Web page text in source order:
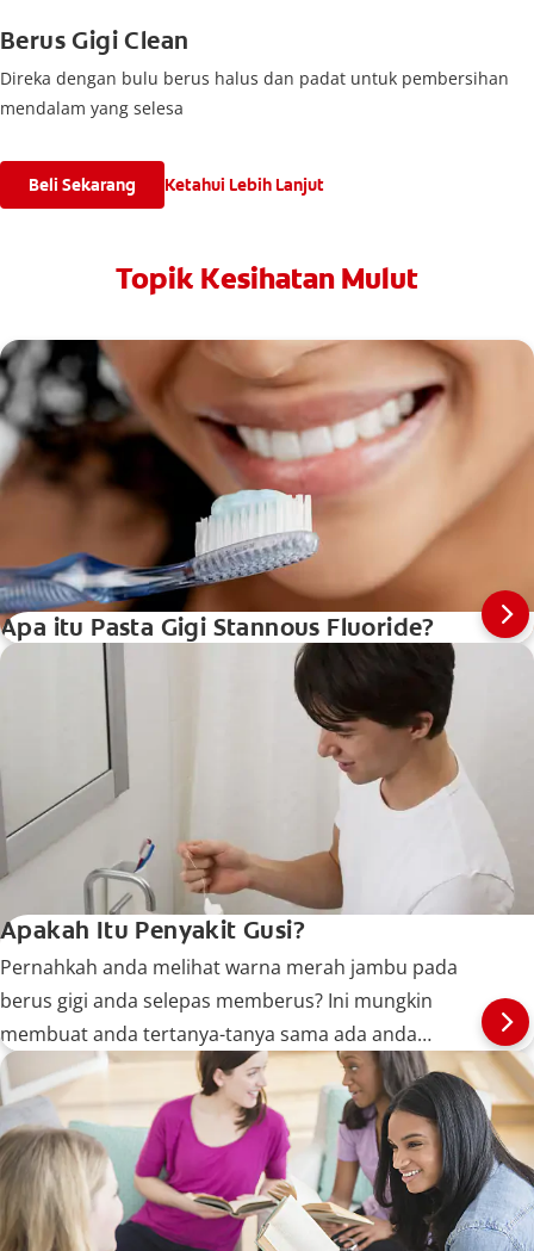
Berus Gigi Clean
Direka dengan bulu berus halus dan padat untuk pembersihan
mendalam yang selesa
Beli Sekarang Ketahui Lebih Lanjut
Topik Kesihatan Mulut
Apa itu Pasta Gigi Stannous Fluoride?
Apakah Itu Penyakit Gusi?
Pernahkah anda melihat warna merah jambu pada
berus gigi anda selepas memberus? Ini mungkin
membuat anda tertanya-tanya sama ada anda
menghidap penyakit gusi. Jadi, apakah itu penyakit
gusi?